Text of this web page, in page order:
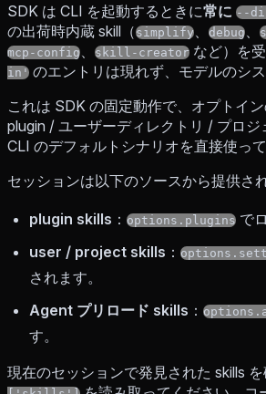
SDK は CLI を起動するときに常に --
の出荷時内蔵 skill（simplify debug
mcp-config skill-creator など）を
in' のエントリは現れず、モデルのシ
これは SDK の固定動作で、オプトイ
plugin / ユーザーディレクトリ / プロジ
CLI のデフォルトシナリオを直接使って
セッションは以下のソースから提供さ
plugin skills ： options.plugins で
user / project skills ：
されます。
Agent プリロード skills ：
す。
現在のセッションで発見された skills